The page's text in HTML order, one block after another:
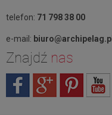
telefon: 71 798 38 00
e-mail: biuro@archipelag.pl
Znajdź nas